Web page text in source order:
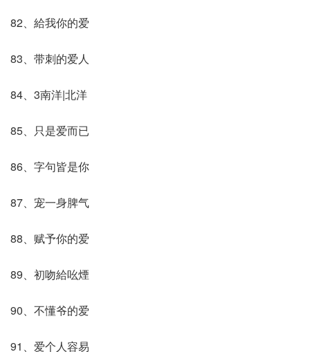
82、給我你的爱
83、带刺的爱人
84、3南洋|北洋
85、只是爱而已
86、字句皆是你
87、宠一身脾气
88、赋予你的爱
89、初吻給吆煙
90、不懂爷的爱
91、爱个人容易